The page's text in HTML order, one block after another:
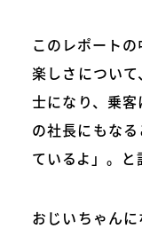
このレポート
楽しさについ
士になり、乗
の社長にもな
ているよ」。と
おじいちゃん